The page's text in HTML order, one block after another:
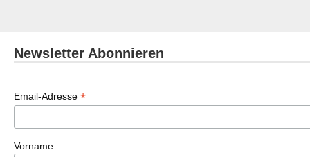
Newsletter Abonnieren
Email-Adresse *
Vorname